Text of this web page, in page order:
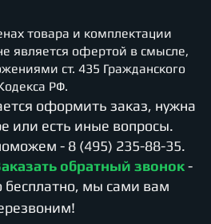
товара и комплектации
является офертой в смысле,
ст. 435 Гражданского
РФ.
оформить заказ, нужна
или есть иные вопросы.
- 8 (495) 235-88-35.
обратный звонок -
бесплатно, мы сами вам